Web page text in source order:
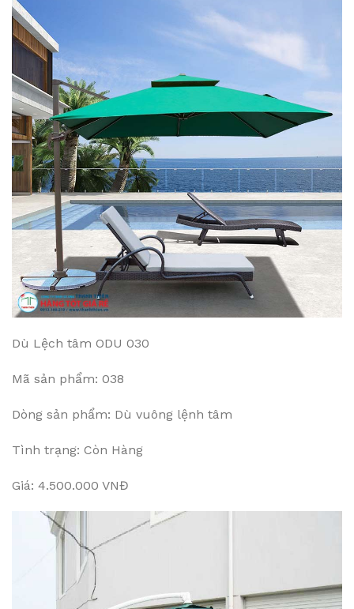
Dù Lệch tâm ODU 030
Mã sản phẩm: 038
Dòng sản phẩm: Dù vuông lệnh tâm
Tình trạng: Còn Hàng
Giá: 4.500.000 VNĐ